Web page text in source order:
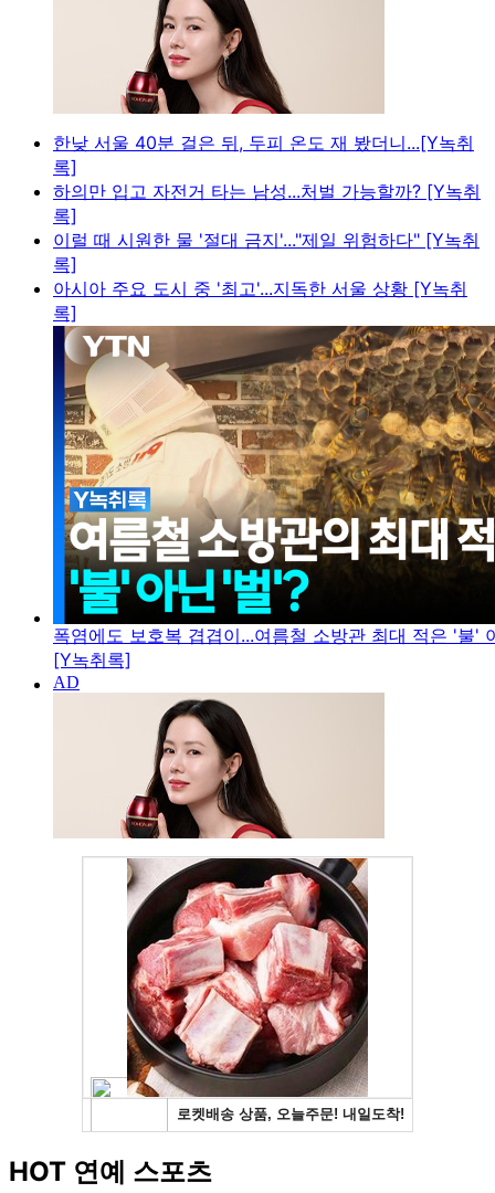
한낮 서울 40분 걸은 뒤, 두피 온도 재 봤더니...[Y녹취
록]
하의만 입고 자전거 타는 남성...처벌 가능할까? [Y녹취
록]
이럴 때 시원한 물 '절대 금지'..."제일 위험하다" [Y녹취
록]
아시아 주요 도시 중 '최고'...지독한 서울 상황 [Y녹취
록]
폭염에도 보호복 겹겹이...여름철 소방관 최대 적은 '불'
[Y녹취록]
HOT 연예 스포츠